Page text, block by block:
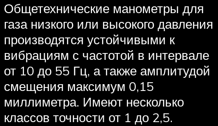
Общетехнические манометры для
газа низкого или высокого давления
производятся устойчивыми к
вибрациям с частотой в интервале
от 10 до 55 Гц, а также амплитудой
смещения максимум 0,15
миллиметра. Имеют несколько
классов точности от 1 до 2,5.